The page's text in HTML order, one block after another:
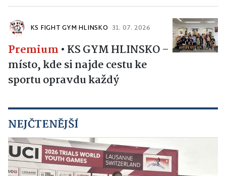
KS FIGHT GYM HLINSKO 31. 07. 2026
Premium • KS GYM HLINSKO –
místo, kde si najde cestu ke
sportu opravdu každý
NEJČTENĚJŠÍ